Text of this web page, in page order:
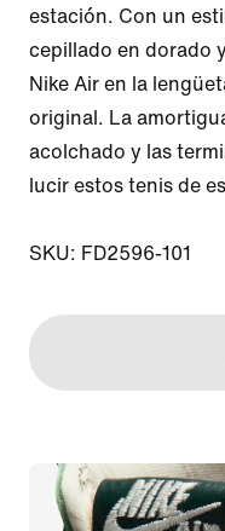
estación. Con un
cepillado en dorado
Nike Air en la
original. La
acolchado y las
lucir estos tenis de
SKU: FD2596-101